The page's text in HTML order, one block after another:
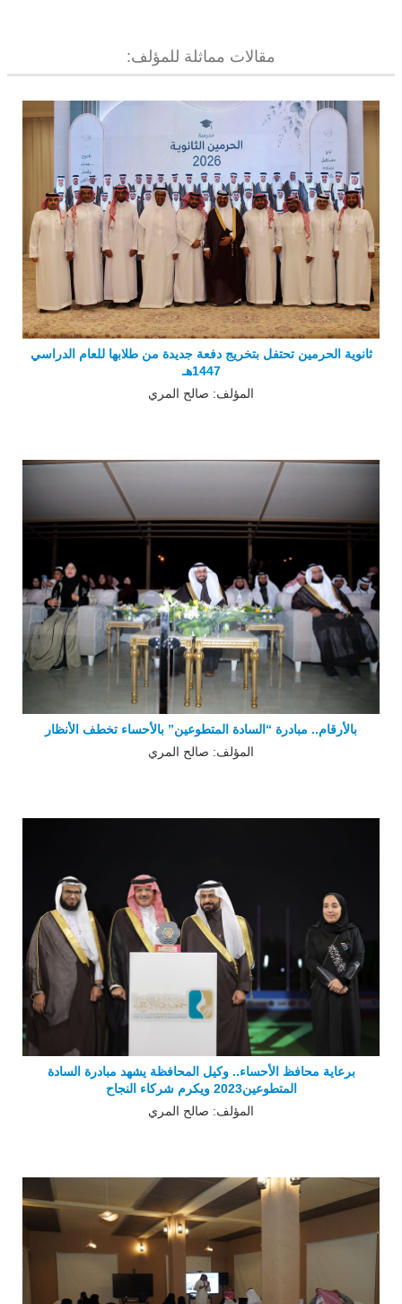
مقالات مماثلة للمؤلف:
ثانوية الحرمين تحتفل بتخريج دفعة جديدة من طلابها للعام الدراسي
1447هـ
المؤلف: صالح المري
بالأرقام.. مبادرة “السادة المتطوعين” بالأحساء تخطف الأنظار
المؤلف: صالح المري
برعاية محافظ الأحساء.. وكيل المحافظة يشهد مبادرة السادة
المتطوعين2023 ويكرم شركاء النجاح
المؤلف: صالح المري